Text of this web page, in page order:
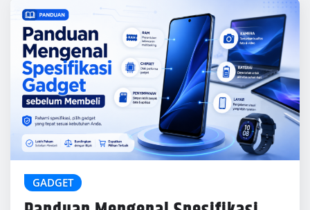
John Gray Jul 7, 2026 0
Mengenal spesifikasi gadget sebelum membeli
sangat penting agar kamu tidak hanya terpancing
oleh desain, merek, atau harga promo. Setiap
gadget…
READ MORE